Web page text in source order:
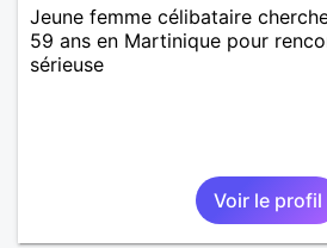
Jeune femme célibataire
59 ans en Martinique pour
sérieuse
Voir le profil